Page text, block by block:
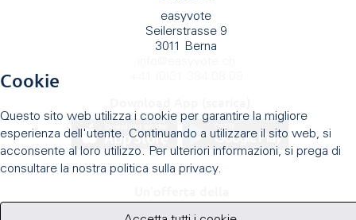
easyvote
Seilerstrasse 9
3011 Berna
Cookie
Questo sito web utilizza i cookie per garantire la migliore
esperienza dell'utente. Continuando a utilizzare il sito web, si
acconsente al loro utilizzo. Per ulteriori informazioni, si prega di
consultare la nostra politica sulla privacy.